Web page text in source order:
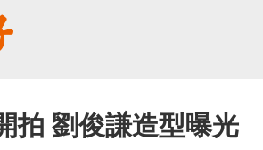
拍 劉俊謙造型曝光